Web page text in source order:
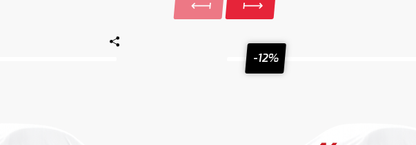
-12%